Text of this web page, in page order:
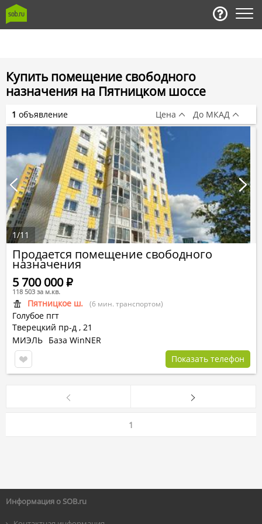
Купить помещение свободного
назначения на Пятницком шоссе
Продается помещение свободного
назначения
Пятницкое ш. (6 мин. транспортом)
Голубое пгт
Тверецкий пр-д , 21
5 700 000Р
118 503 за м.кв.
МИЭЛЬ База WinNER
Показать телефон
1/11
1 объявление Цена До МКАД
1
Информация о SOB.ru